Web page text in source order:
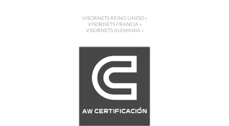
VISORNETS REINO UNIDO »
VISORNETS FRANCIA »
VISORNETS ALEMANIA »